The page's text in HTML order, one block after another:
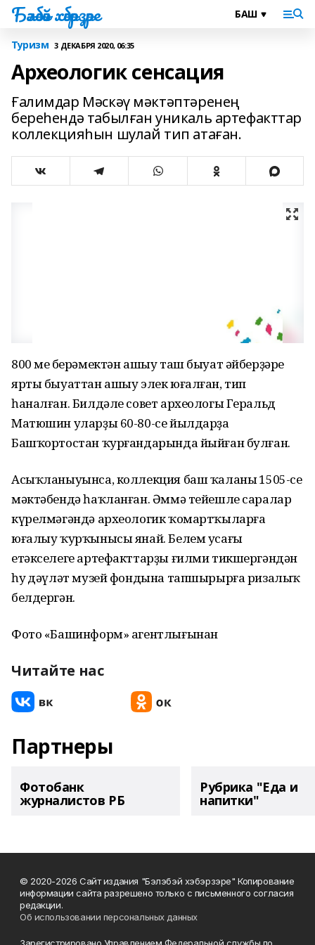
Бәләбәй хәбәрҙәре
Туризм 3 ДЕКАБРЯ 2020, 06:35
Археологик сенсация
Ғалимдар Мәскәү мәктәптәренең
береһендә табылған уникаль артефакттар
коллекцияһын шулай тип атаған.
800 мең берәмектән ашыу таш быуат әйберҙәре
ярты быуаттан ашыу элек юғалған, тип
һаналған. Билдәле совет археологы Геральд
Матюшин уларҙы 60-80-се йылдарҙа
Башҡортостан ҡурғандарында йыйған булған.
Асыҡланыуынса, коллекция баш ҡаланың 1505-се
мәктәбендә һаҡланған. Әммә тейешле саралар
күрелмәгәндә археологик ҡомартҡыларға
юғалыу ҡурҡынысы янай. Белем усағы
етәкселеге артефакттарҙы ғилми тикшергәндән
һуң дәүләт музей фондына тапшырырға ризалыҡ
белдергән.
Фото «Башинформ» агентлығынан
Читайте нас
Партнеры
Фотобанк
журналистов РБ
Рубрика "Еда и
напитки"
© 2020-2026 Сайт издания "Бэлэбэй хэбэрзэре" Копирование
информации сайта разрешено только с письменного согласия
редакции.
Об использовании персональных данных